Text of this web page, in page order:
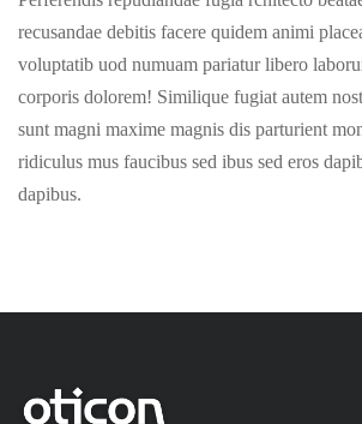
recusandae debitis facere quidem animi
voluptatib uod numuam pariatur libero
corporis dolorem! Similique fugiat autem
sunt magni maxime magnis dis parturient
ridiculus mus faucibus sed ibus sed eros
dapibus.